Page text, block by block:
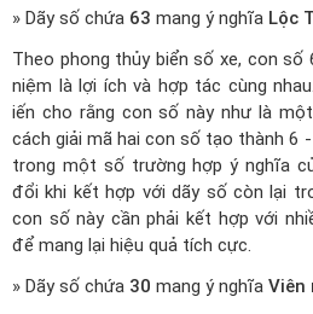
» Dãy số chứa 63 mang ý nghĩa Lộc
Theo phong thủy biển số xe, con
niệm là lợi ích và hợp tác cùng
iến cho rằng con số này như là
cách giải mã hai con số tạo thành 6
trong một số trường hợp ý nghĩa
đổi khi kết hợp với dãy số còn lại
con số này cần phải kết hợp với
để mang lại hiệu quả tích cực.
» Dãy số chứa 30 mang ý nghĩa Viên